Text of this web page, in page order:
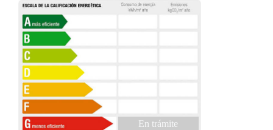
En trámite